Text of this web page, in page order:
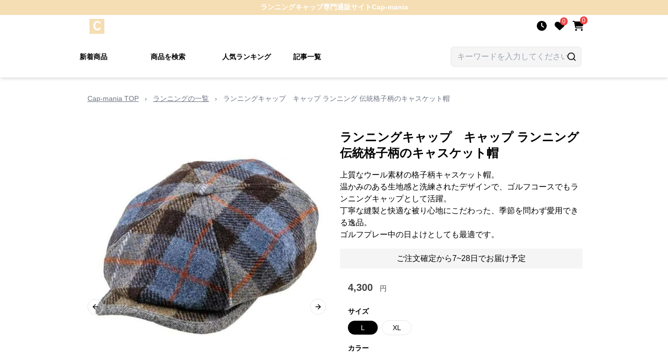
ランニングキャップ専門通販サイトCap-mania
0 0
新着商品 商品を検索 人気ランキング 記事一覧
Cap-mania TOP › ランニングの一覧 › ランニングキャップ キャップ ランニング 伝統格子柄のキャスケット帽
Previous slide Next slide
ランニングキャップ キャップ ランニング
伝統格子柄のキャスケット帽
上質なウール素材の格子柄キャスケット帽。
温かみのある生地感と洗練されたデザインで、ゴルフコースでもラ
ンニングキャップとして活躍。
丁寧な縫製と快適な被り心地にこだわった、季節を問わず愛用でき
る逸品。
ゴルフプレー中の日よけとしても最適です。
ご注文確定から7~28日でお届け予定
4,300 円
サイズ
L XL
カラー